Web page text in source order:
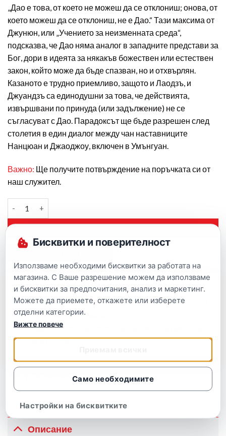
„Дао е това, от което не можеш да се отклониш; онова, от
което можеш да се отклониш, не е Дао.“ Тази максима от
Джунюн, или „Учението за неизменната среда“,
подсказва, че Дао няма аналог в западните представи за
Бог, дори в идеята за някакъв божествен или естествен
закон, който може да бъде спазван, но и отхвърлян.
Казаното е трудно приемливо, защото и Лаодзъ, и
Джуандзъ са единодушни за това, че действията,
извършвани по принуда (или задължение) не се
съгласуват с Дао. Парадоксът ще бъде разрешен след
столетия в един диалог между чан наставниците
Нанцюан и Джаоджоу, включен в Умънгуан.
Важно: Ще получите потвърждение на поръчката си от
наш служител.
• Гаранция за качество
• Безплатна доставка при поръчка над 80 € (156,47
лв.), до офис на куриера.
• Подарък талон за отстъпка с всички поръчки над
25,56 € (50 лв.)
Описание
Бисквитки и поверителност
Използваме необходими бисквитки за работата на
магазина. С Ваше разрешение можем да използваме
и бисквитки за предпочитания, анализ и маркетинг.
Можете да приемете, откажете или изберете
отделни категории.
Само необходимите
Настройки на бисквитките
Вижте повече